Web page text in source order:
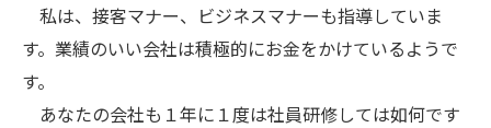
私は、接客マナー、ビジネスマナーも指導していま
す。業績のいい会社は積極的にお金をかけているようで
す。
あなたの会社も１年に１度は社員研修しては如何です